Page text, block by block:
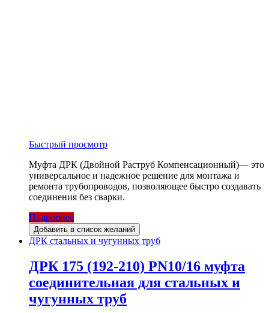
Быстрый просмотр
Муфта ДРК (Двойной Раструб Компенсационный)— это
универсальное и надежное решение для монтажа и
ремонта трубопроводов, позволяющее быстро создавать
соединения без сварки.
Подробнее
Добавить в список желаний
ДРК стальных и чугунных труб
ДРК 175 (192-210) PN10/16 муфта
соединительная для стальных и
чугунных труб